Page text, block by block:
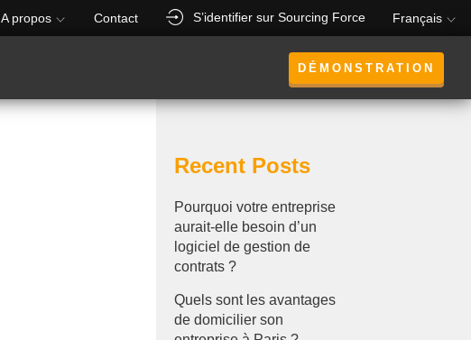
A propos Contact S’identifier sur Sourcing Force Français
DÉMONSTRATION
Recent Posts
Pourquoi votre entreprise
aurait-elle besoin d’un
logiciel de gestion de
contrats ?
Quels sont les avantages
de domicilier son